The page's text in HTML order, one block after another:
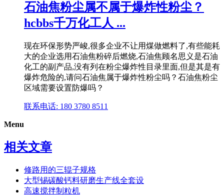
石油焦粉尘属不属于爆炸性粉尘？
hcbbs千万化工人 ...
现在环保形势严峻,很多企业不让用煤做燃料了,有些能耗
大的企业选用石油焦粉碎后燃烧,石油焦顾名思义是石油
化工的副产品,没有列在粉尘爆炸性目录里面,但是其是有
爆炸危险的,请问石油焦属于爆炸性粉尘吗？石油焦粉尘
区域需要设置防爆吗？
联系电话: 180 3780 8511
Menu
相关文章
修路用的三辊子规格
大型锡碳酸钙料研磨生产线全套设
高速搅拌制粒机